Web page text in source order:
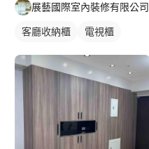
展藝國際室內裝修有限公司
客廳收納櫃 電視櫃